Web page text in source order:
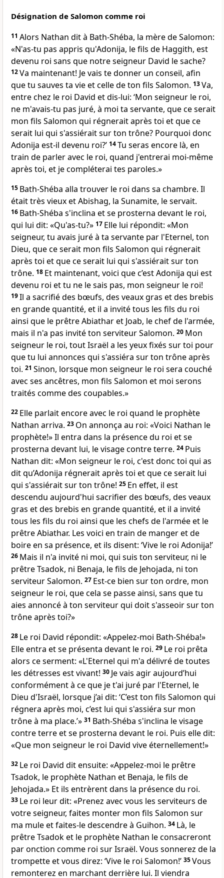
Désignation de Salomon comme roi
11 Alors Nathan dit à Bath-Shéba, la mère de Salomon:
«N'as-tu pas appris qu'Adonija, le fils de Haggith, est
devenu roi sans que notre seigneur David le sache?
12Va maintenant! Je vais te donner un conseil, afin
que tu sauves ta vie et celle de ton fils Salomon. 13Va,
entre chez le roi David et dis-lui: ‘Mon seigneur le roi,
ne m'avais-tu pas juré, à moi ta servante, que ce serait
mon fils Salomon qui régnerait après toi et que ce
serait lui qui s'assiérait sur ton trône? Pourquoi donc
Adonija est-il devenu roi?’ 14Tu seras encore là, en
train de parler avec le roi, quand j'entrerai moi-même
après toi, et je compléterai tes paroles.»
15 Bath-Shéba alla trouver le roi dans sa chambre. Il
était très vieux et Abishag, la Sunamite, le servait.
16 Bath-Shéba s'inclina et se prosterna devant le roi,
qui lui dit: «Qu'as-tu?» 17 Elle lui répondit: «Mon
seigneur, tu avais juré à ta servante par l'Eternel, ton
Dieu, que ce serait mon fils Salomon qui régnerait
après toi et que ce serait lui qui s'assiérait sur ton
trône. 18 Et maintenant, voici que c’est Adonija qui est
devenu roi et tu ne le sais pas, mon seigneur le roi!
19Il a sacrifié des bœufs, des veaux gras et des brebis
en grande quantité, et il a invité tous les fils du roi
ainsi que le prêtre Abiathar et Joab, le chef de l'armée,
mais il n'a pas invité ton serviteur Salomon. 20 Mon
seigneur le roi, tout Israël a les yeux fixés sur toi pour
que tu lui annonces qui s'assiéra sur ton trône après
toi. 21 Sinon, lorsque mon seigneur le roi sera couché
avec ses ancêtres, mon fils Salomon et moi serons
traités comme des coupables.»
22 Elle parlait encore avec le roi quand le prophète
Nathan arriva. 23 On annonça au roi: «Voici Nathan le
prophète!» Il entra dans la présence du roi et se
prosterna devant lui, le visage contre terre. 24 Puis
Nathan dit: «Mon seigneur le roi, c'est donc toi qui as
dit qu’Adonija régnerait après toi et que ce serait lui
qui s'assiérait sur ton trône! 25 En effet, il est
descendu aujourd'hui sacrifier des bœufs, des veaux
gras et des brebis en grande quantité, et il a invité
tous les fils du roi ainsi que les chefs de l'armée et le
prêtre Abiathar. Les voici en train de manger et de
boire en sa présence, et ils disent: ‘Vive le roi Adonija!’
26 Mais il n'a invité ni moi, qui suis ton serviteur, ni le
prêtre Tsadok, ni Benaja, le fils de Jehojada, ni ton
serviteur Salomon. 27 Est-ce bien sur ton ordre, mon
seigneur le roi, que cela se passe ainsi, sans que tu
aies annoncé à ton serviteur qui doit s'asseoir sur ton
trône après toi?»
28 Le roi David répondit: «Appelez-moi Bath-Shéba!»
Elle entra et se présenta devant le roi. 29 Le roi prêta
alors ce serment: «L'Eternel qui m'a délivré de toutes
les détresses est vivant! 30 Je vais agir aujourd’hui
conformément à ce que je t'ai juré par l'Eternel, le
Dieu d'Israël, lorsque j’ai dit: ‘C’est ton fils Salomon qui
régnera après moi, c’est lui qui s'assiéra sur mon
trône à ma place.’» 31 Bath-Shéba s'inclina le visage
contre terre et se prosterna devant le roi. Puis elle dit:
«Que mon seigneur le roi David vive éternellement!»
32 Le roi David dit ensuite: «Appelez-moi le prêtre
Tsadok, le prophète Nathan et Benaja, le fils de
Jehojada.» Et ils entrèrent dans la présence du roi.
33 Le roi leur dit: «Prenez avec vous les serviteurs de
votre seigneur, faites monter mon fils Salomon sur
ma mule et faites-le descendre à Guihon. 34 Là, le
prêtre Tsadok et le prophète Nathan le consacreront
par onction comme roi sur Israël. Vous sonnerez de la
trompette et vous direz: ‘Vive le roi Salomon!’ 35Vous
remonterez en marchant derrière lui. Il viendra